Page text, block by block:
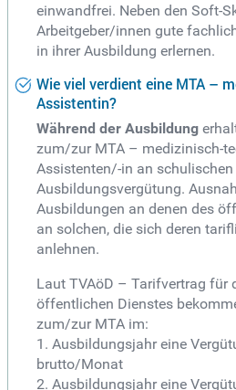
einwandfrei. Neben den Soft-
Arbeitgeber/innen gute
in ihrer Ausbildung erlernen.
Wie viel verdient eine MTA –
Assistentin?
Während der Ausbildung
zum/zur MTA – medizinisch-
Assistenten/-in an
Ausbildungsvergütung.
Ausbildungen an denen des
an solchen, die sich deren
anlehnen.
Laut TVAöD – Tarifvertrag für
öffentlichen Dienstes
zum/zur MTA im:
1. Ausbildungsjahr eine
brutto/Monat
2. Ausbildungsjahr eine